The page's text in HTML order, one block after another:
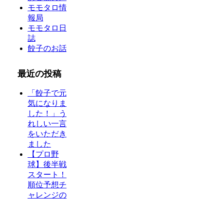
モモタロ情
報局
モモタロ日
誌
餃子のお話
最近の投稿
「餃子で元
気になりま
した！」う
れしい一言
をいただき
ました
【プロ野
球】後半戦
スタート！
順位予想チ
ャレンジの